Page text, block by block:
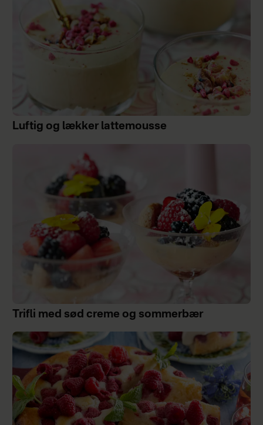
Luftig og lækker lattemousse
Trifli med sød creme og sommerbær